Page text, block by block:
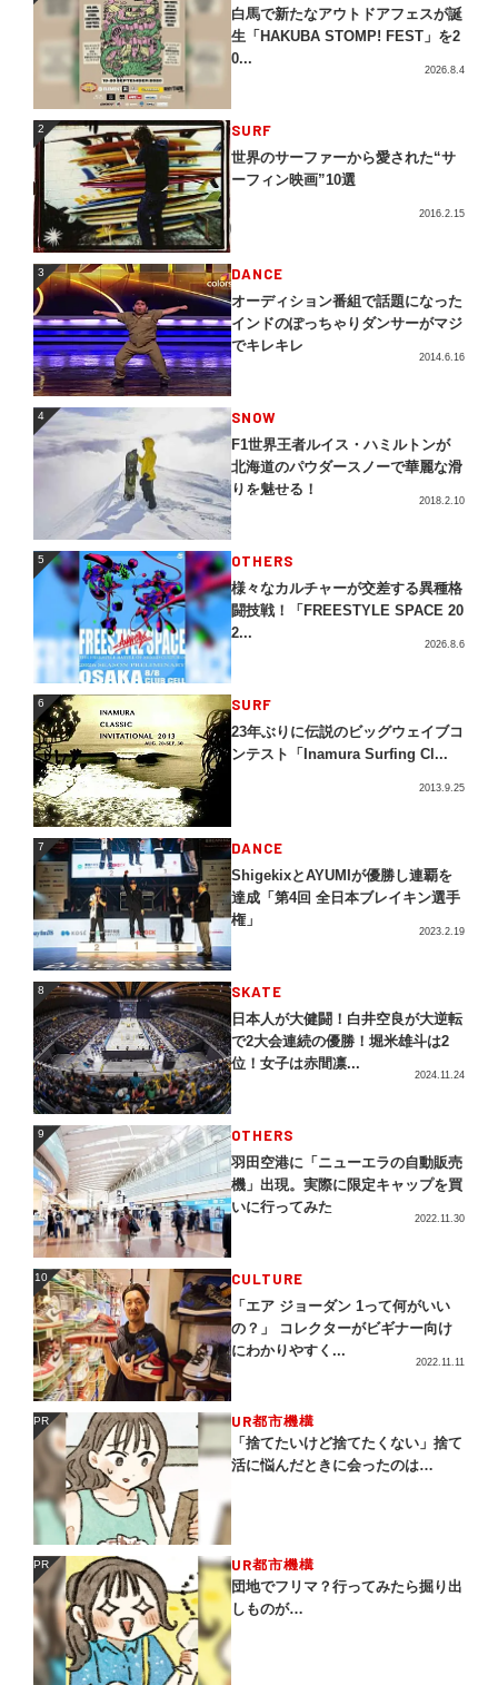
白馬で新たなアウトドアフェスが誕
生「HAKUBA STOMP! FEST」を2
0...
2026.8.4
2 SURF
世界のサーファーから愛された“サ
ーフィン映画”10選
2016.2.15
3 DANCE
オーディション番組で話題になった
インドのぽっちゃりダンサーがマジ
でキレキレ
2014.6.16
4 SNOW
F1世界王者ルイス・ハミルトンが
北海道のパウダースノーで華麗な滑
りを魅せる！
2018.2.10
5 OTHERS
様々なカルチャーが交差する異種格
闘技戦！「FREESTYLE SPACE 20
2...
2026.8.6
6 SURF
23年ぶりに伝説のビッグウェイブコ
ンテスト「Inamura Surfing Cl...
2013.9.25
7 DANCE
ShigekixとAYUMIが優勝し連覇を
達成「第4回 全日本ブレイキン選手
権」
2023.2.19
8 SKATE
日本人が大健闘！白井空良が大逆転
で2大会連続の優勝！堀米雄斗は2
位！女子は赤間凛...
2024.11.24
9 OTHERS
羽田空港に「ニューエラの自動販売
機」出現。実際に限定キャップを買
いに行ってみた
2022.11.30
10 CULTURE
「エア ジョーダン 1って何がいい
の？」 コレクターがビギナー向け
にわかりやすく...
2022.11.11
PR UR都市機構
「捨てたいけど捨てたくない」捨て
活に悩んだときに会ったのは…
PR UR都市機構
団地でフリマ？行ってみたら掘り出
しものが…